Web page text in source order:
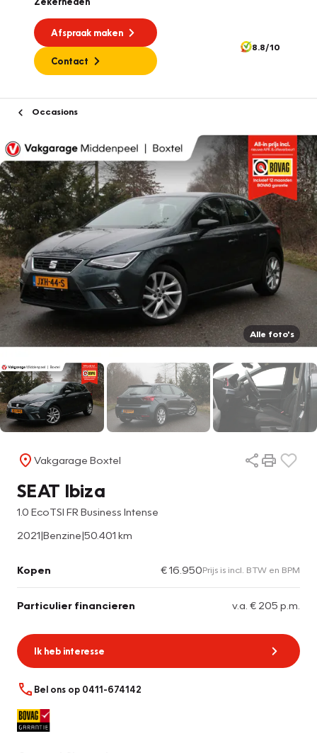
Afspraak maken
Contact
8.8/10
Occasions
Alle foto's
Vakgarage Boxtel
SEAT Ibiza
1.0 EcoTSI FR Business Intense
2021|Benzine|50.401 km
Kopen € 16.950Prijs is incl. BTW en BPM
Particulier financieren v.a. € 205 p.m.
Ik heb interesse
Bel ons op 0411-674142